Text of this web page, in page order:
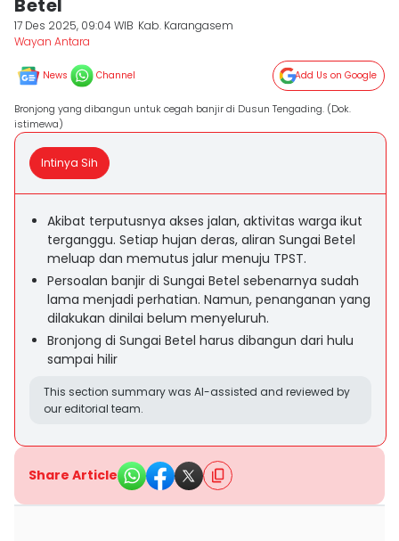
Betel
17 Des 2025, 09:04 WIB Kab. Karangasem
Wayan Antara
News Channel Add Us on Google
Bronjong yang dibangun untuk cegah banjir di Dusun Tengading. (Dok.
istimewa)
Intinya Sih
Akibat terputusnya akses jalan, aktivitas warga ikut
terganggu. Setiap hujan deras, aliran Sungai Betel
meluap dan memutus jalur menuju TPST.
Persoalan banjir di Sungai Betel sebenarnya sudah
lama menjadi perhatian. Namun, penanganan yang
dilakukan dinilai belum menyeluruh.
Bronjong di Sungai Betel harus dibangun dari hulu
sampai hilir
This section summary was AI-assisted and reviewed by
our editorial team.
Share Article